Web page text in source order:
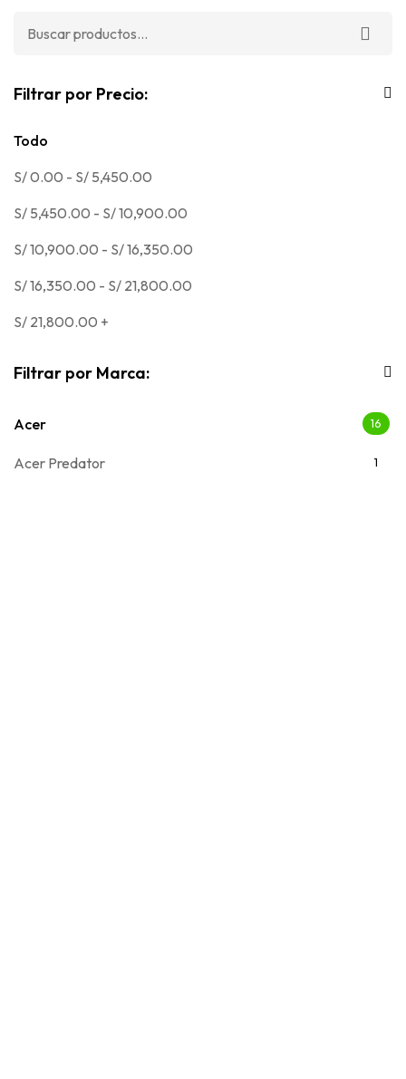
Filtrar por Precio:
Todo
S/0.00 - S/ 5,450.00
S/ 5,450.00 - S/10,900.00
S/10,900.00 - S/16,350.00
S/16,350.00 - S/ 21,800.00
S/ 21,800.00 +
Filtrar por Marca:
Acer 16
Acer Predator 1